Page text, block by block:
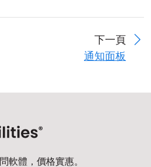
下一頁
通知面板
軟體，價格實惠。